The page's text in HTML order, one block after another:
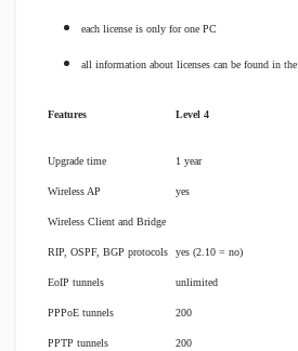
each license is only for one PC
all information about licenses can be found in the
Features Level 4
Upgrade time 1 year
Wireless AP yes
Wireless Client and Bridge
RIP, OSPF, BGP protocols yes (2.10 = no)
EoIP tunnels unlimited
PPPoE tunnels 200
PPTP tunnels 200